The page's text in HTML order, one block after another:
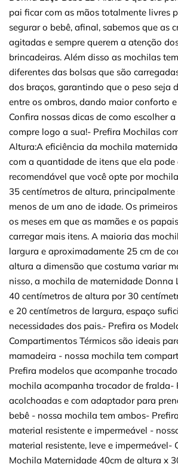
pai ficar com as mãos totalmente livres
segurar o bebê, afinal, sabemos que as
agitadas e sempre querem a atenção
brincadeiras. Além disso as mochilas
diferentes das bolsas que são
dos braços, garantindo que o peso seja
entre os ombros, dando maior conforto
Confira nossas dicas de como escolher
compre logo a sua!- Prefira Mochilas
Altura:A eficiência da mochila
com a quantidade de itens que ela pode
recomendável que você opte por
35 centímetros de altura, principalmente
menos de um ano de idade. Os
os meses em que as mamães e os
carregar mais itens. A maioria das
largura e aproximadamente 25 cm de
altura a dimensão que costuma variar
nisso, a mochila de maternidade Donna
40 centímetros de altura por 30
e 20 centímetros de largura, espaço
necessidades dos pais.- Prefira os
Compartimentos Térmicos são ideais
mamadeira - nossa mochila tem
Prefira modelos que acompanhe
mochila acompanha trocador de fralda-
acolchoadas e com adaptador para
bebê - nossa mochila tem ambos-
material resistente e impermeável -
material resistente, leve e impermeável-
Mochila Maternidade 40cm de altura x